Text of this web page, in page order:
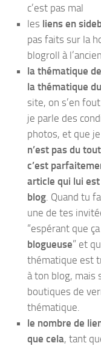
c’est pas mal
les liens en
pas faits sur la
blogroll à
la thématique
la thématique
site, on s’en
je parle des
photos, et que
n’est pas du
c’est
article qui lui
blog . Quand tu
une de tes
“espérant que
blogueuse” et
thématique est
à ton blog, mais
boutiques de
thématique.
le nombre de
que cela, tant